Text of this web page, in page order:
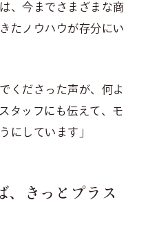
、今までさまざまな商
たノウハウが存分にい
くださった声が、何よ
タッフにも伝えて、モ
にしています」
、きっとプラス